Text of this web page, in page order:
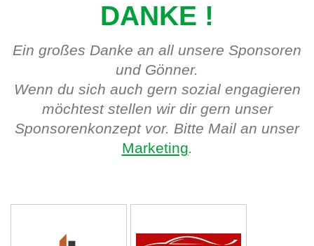
DANKE !
Ein großes Danke an all unsere Sponsoren
und Gönner.
Wenn du sich auch gern sozial engagieren
möchtest stellen wir dir gern unser
Sponsorenkonzept vor. Bitte Mail an unser
Marketing.